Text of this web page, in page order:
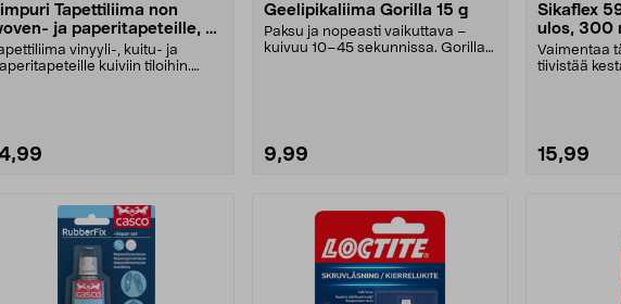
Tapettiliima non
ja paperitapeteille, 5
vinyyli-, kuitu- ja
kuiviin tiloihin.
Geelipikaliima Gorilla 15 g
Paksu ja nopeasti vaikuttava –
kuivuu 10–45 sekunnissa. Gorilla
9,99
Sikaflex
ulos, 300
Vaimentaa
tiivistää
15,99